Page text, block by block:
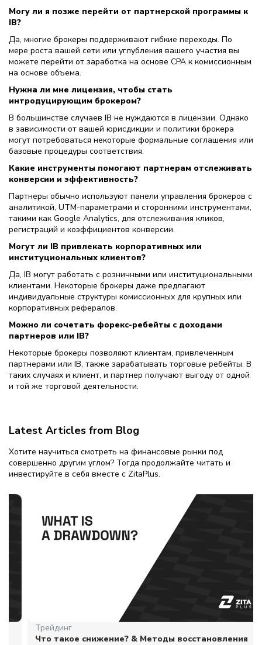
Могу ли я позже перейти от партнерской программы к
IB?
Да, многие брокеры поддерживают гибкие переходы. По
мере роста вашей сети или углубления вашего участия вы
можете перейти от заработка на основе CPA к комиссионным
на основе объема.
Нужна ли мне лицензия, чтобы стать
интродуцирующим брокером?
В большинстве случаев IB не нуждаются в лицензии. Однако
в зависимости от вашей юрисдикции и политики брокера
могут потребоваться некоторые формальные соглашения или
базовые процедуры соответствия.
Какие инструменты помогают партнерам отслеживать
конверсии и эффективность?
Партнеры обычно используют панели управления брокеров с
аналитикой, UTM-параметрами и сторонними инструментами,
такими как Google Analytics, для отслеживания кликов,
регистраций и коэффициентов конверсии.
Могут ли IB привлекать корпоративных или
институциональных клиентов?
Да, IB могут работать с розничными или институциональными
клиентами. Некоторые брокеры даже предлагают
индивидуальные структуры комиссионных для крупных или
корпоративных рефералов.
Можно ли сочетать форекс-ребейты с доходами
партнеров или IB?
Некоторые брокеры позволяют клиентам, привлеченным
партнерами или IB, также зарабатывать торговые ребейты. В
таких случаях и клиент, и партнер получают выгоду от одной
и той же торговой деятельности.
Latest Articles from Blog
Хотите научиться смотреть на финансовые рынки под
совершенно другим углом? Тогда продолжайте читать и
инвестируйте в себя вместе с ZitaPlus.
Трейдинг
Что такое снижение? & Методы восстановления